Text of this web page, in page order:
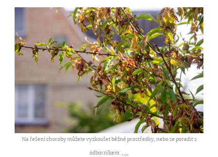
Na řešení choroby můžete vyzkoušet běžné prostředky, nebo se poradit s
odborníkem. ,...